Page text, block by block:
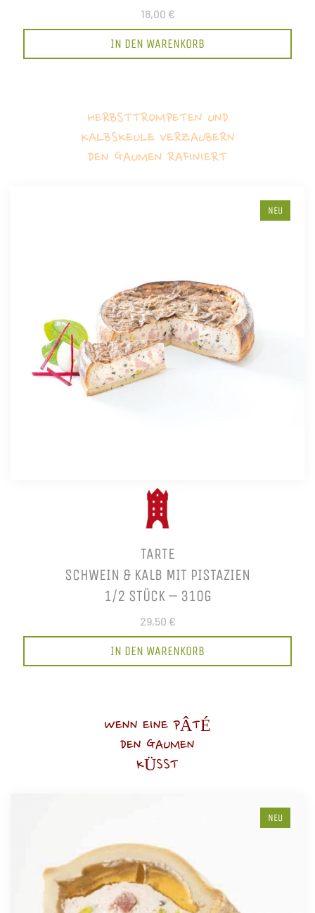
18,00 €
IN DEN WARENKORB
HERBSTTROMPETEN UND
KALBSKEULE VERZAUBERN
DEN GAUMEN RAFINIERT
NEU
TARTE
SCHWEIN & KALB MIT PISTAZIEN
1/2 STÜCK – 310G
29,50 €
IN DEN WARENKORB
WENN EINE PÂTÉ
DEN GAUMEN
KÜSST
NEU